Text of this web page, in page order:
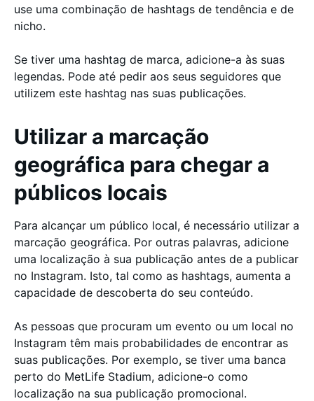
use uma combinação de hashtags de tendência e de
nicho.
Se tiver uma hashtag de marca, adicione-a às suas
legendas. Pode até pedir aos seus seguidores que
utilizem este hashtag nas suas publicações.
Utilizar a marcação
geográfica para chegar a
públicos locais
Para alcançar um público local, é necessário utilizar a
marcação geográfica. Por outras palavras, adicione
uma localização à sua publicação antes de a publicar
no Instagram. Isto, tal como as hashtags, aumenta a
capacidade de descoberta do seu conteúdo.
As pessoas que procuram um evento ou um local no
Instagram têm mais probabilidades de encontrar as
suas publicações. Por exemplo, se tiver uma banca
perto do MetLife Stadium, adicione-o como
localização na sua publicação promocional.